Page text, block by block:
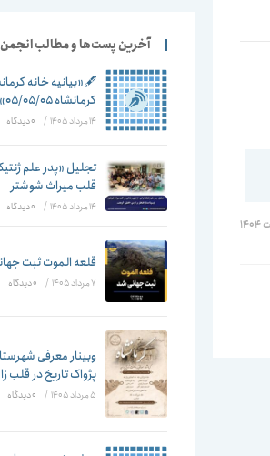
آخرین پست‌ها و مطالب انجمن
🖋️«بیانیه خانه
کرمانشاه ۰۵/۰۵/۰۵»
14 مرداد 1405 / ۰ دیدگاه
تجلیل «پدر علم
قلب میراث شوشتر
14 مرداد 1405 / ۰ دیدگاه
قلعه الموت ثبت
7 مرداد 1405 / ۰ دیدگاه
وبینار معرفی
پژواک تاریخ در قلب
5 مرداد 1405 / ۰ دیدگاه